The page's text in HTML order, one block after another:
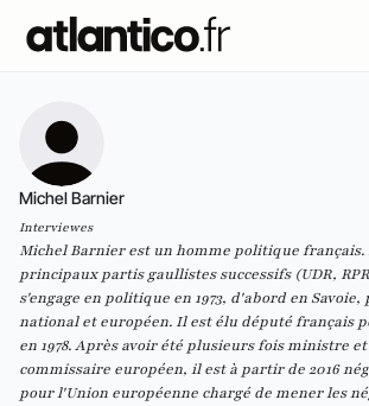
Michel Barnier
Interviewes
Michel Barnier est un homme politique français.
principaux partis gaullistes successifs (UDR,
s'engage en politique en 1973, d'abord en
national et européen. Il est élu député français
en 1978. Après avoir été plusieurs fois ministre
commissaire européen, il est à partir de 2016
pour l'Union européenne chargé de mener les